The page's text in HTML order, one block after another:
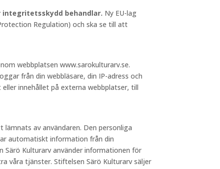
behandlar. Ny EU-lag
Regulation) och ska se till att
webbplatsen www.sarokulturarv.se.
från din webbläsare, din IP-adress och
innehållet på externa webbplatser, till
av användaren. Den personliga
automatiskt information från din
Särö Kulturarv använder informationen för
våra tjänster. Stiftelsen Särö Kulturarv säljer